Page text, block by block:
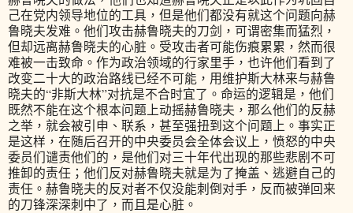
己在党内领导地位的工具，但是他们都没有就这个问题向赫
鲁晓夫发难。他们攻击赫鲁晓夫的刀剑，可谓密集而猛烈，
但却远离赫鲁晓夫的心脏。受攻击者可能伤痕累累，然而很
难被一击致命。作为政治领域的行家里手，也许他们看到了
改变二十大的政治路线已经不可能，用维护斯大林来与赫鲁
晓夫的“非斯大林”对抗是不合时宜了。命运的逻辑是，他们
既然不能在这个根本问题上动摇赫鲁晓夫，那么他们的反赫
之举，就会被引申、联系，甚至强扭到这个问题上。事实正
是这样，在随后召开的中央委员会全体会议上，愤怒的中央
委员们谴责他们的，是他们对三十年代出现的那些悲剧不可
推卸的责任；他们反对赫鲁晓夫就是为了掩盖、逃避自己的
责任。赫鲁晓夫的反对者不仅没能刺倒对手，反而被弹回来
的刀锋深深刺中了，而且是心脏。